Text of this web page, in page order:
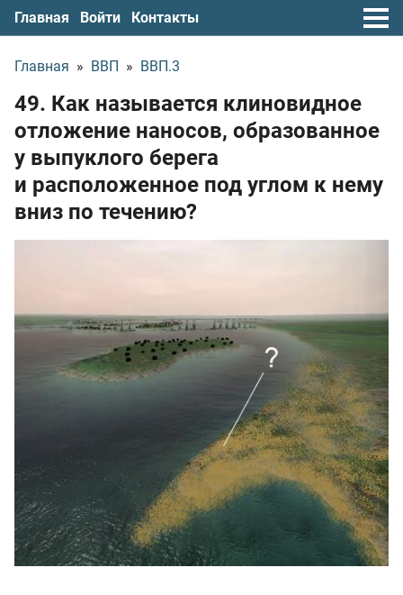
Главная Войти Контакты
Главная » ВВП » ВВП.3
49. Как называется клиновидное
отложение наносов, образованное
у выпуклого берега
и расположенное под углом к нему
вниз по течению?